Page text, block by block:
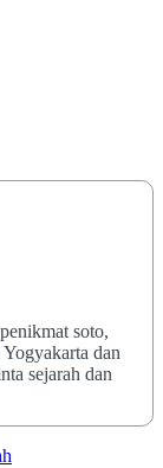
soto,
dan
sejarah dan